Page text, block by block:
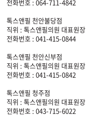
전화번호 : 064-711-4842
톡스앤필 천안불당점
직위 : 톡스앤필의원 대표원장
전화번호 : 041-415-0844
톡스앤필 천안신부점
직위 : 톡스앤필의원 대표원장
전화번호 : 041-415-0842
톡스앤필 청주점
직위 : 톡스앤필의원 대표원장
전화번호 : 043-715-6022